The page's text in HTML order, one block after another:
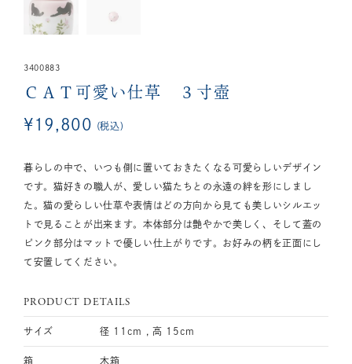
3400883
ＣＡＴ可愛い仕草 ３寸壺
¥ 19,800 税込
暮らしの中で、いつも側に置いておきたくなる可愛らしいデザイン
です。猫好きの職人が、愛しい猫たちとの永遠の絆を形にしまし
た。猫の愛らしい仕草や表情はどの方向から見ても美しいシルエッ
トで見ることが出来ます。本体部分は艶やかで美しく、そして蓋の
ピンク部分はマットで優しい仕上がりです。お好みの柄を正面にし
て安置してください。
PRODUCT DETAILS
サイズ 径 11cm , 高 15cm
箱 木箱